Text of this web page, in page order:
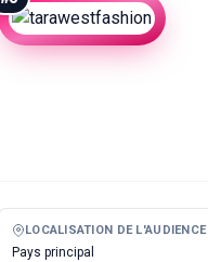
LOCALISATION DE L'AUDIENCE
Pays principal